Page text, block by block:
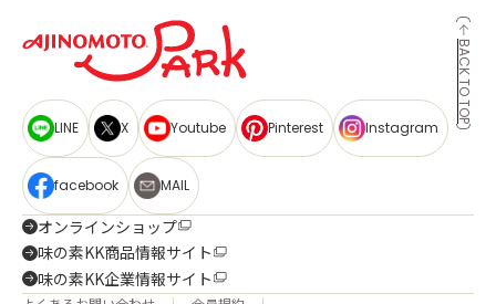
BACK TO TOP
LINE X Youtube Pinterest Instagram
facebook MAIL
オンラインショップ
味の素KK商品情報サイト
味の素KK企業情報サイト